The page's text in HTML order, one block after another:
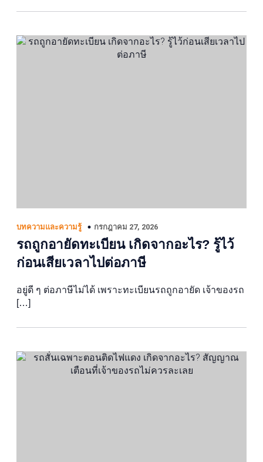
บทความและความรู้ กรกฎาคม 27, 2026
รถถูกอายัดทะเบียน เกิดจากอะไร? รู้ไว้
ก่อนเสียเวลาไปต่อภาษี
อยู่ดี ๆ ต่อภาษีไม่ได้ เพราะทะเบียนรถถูกอายัด เจ้าของรถ
[…]